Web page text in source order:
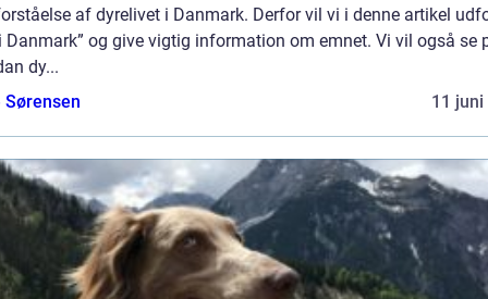
af dyrelivet i Danmark. Derfor vil vi i denne artikel
Danmark” og give vigtig information om emnet. Vi vil også se
dy...
Sørensen
11 juni